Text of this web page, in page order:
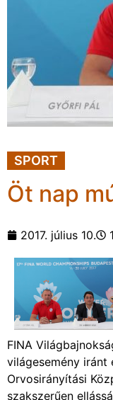
SPORT
Öt nap
2017. július 10.
FINA
világesemény
Orvosirányítási
szakszerűen